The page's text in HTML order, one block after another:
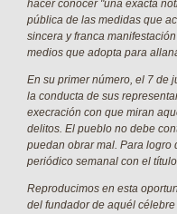
hacer conocer "una exacta
pública de las medidas que
sincera y franca
medios que adopta para
En su primer número, el 7 de
la conducta de sus
execración con que miran
delitos. El pueblo no debe
puedan obrar mal. Para logro
periódico semanal con el
Reproducimos en esta
del fundador de aquél